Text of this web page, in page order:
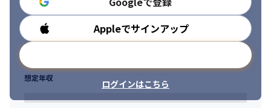
上記の背景を踏まえ、新設された 「AI推進・基盤開発領域」 の中
核メンバーとして、CLINICS の AI 機能を継続的かつ安全に届ける
ための バックエンドおよびインフラ基盤 を設計・実装いただきま
す。
本ポジションでは、単なる機能開発に留まらず、AI 時代に即した
新しいアーキテクチャ設計、技術選定、開発・運用基盤の再構築
をリードしていただきます。AI を前提とした開発プロセス（AI
Coding, AI Ops）の確立や、CI/CD・監視・セキュリティを備えた
にぜひジョインしていただきたいと考えています。
成果を出す: 強いオーナーシップと高いスピード感を持って行
動・改善を繰り返すことができる方
長期のカスタマー価値を追求：エンドユーザーの視点を大切に
し、システムの信頼性やパフォーマンスが与える影響に対して常
に向き合える方
Appleでサインアップ
ログインはこちら
勤務時間
想定年収